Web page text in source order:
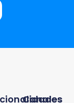
Canales